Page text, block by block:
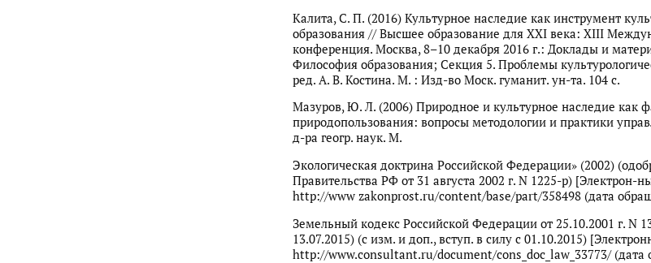
Калита, С. П. (2016) Культурное наследие как инструмент
образования // Высшее образование для XXI века: ХIII
конференция. Москва, 8–10 декабря 2016 г.: Доклады и
Философия образования; Секция 5. Проблемы
ред. А. В. Костина. М. : Изд-во Моск. гуманит. ун-та. 104 с.
Мазуров, Ю. Л. (2006) Природное и культурное наследие как
природопользования: вопросы методологии и практики
д-ра геогр. наук. М.
Экологическая доктрина Российской Федерации» (2002)
Правительства РФ от 31 августа 2002 г. N 1225-р) [Электрон-
http://www zakonprost.ru/content/base/part/358498 (дата
Земельный кодекс Российской Федерации от 25.10.2001 г. N
13.07.2015) (с изм. и доп., вступ. в силу с 01.10.2015)
http://www.consultant.ru/document/cons_doc_law_33773/ (дата